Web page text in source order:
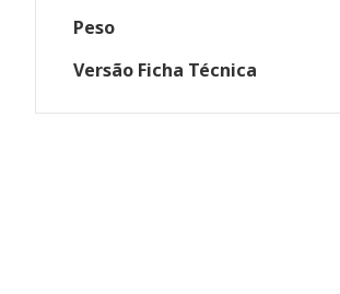
Peso
Versão Ficha Técnica